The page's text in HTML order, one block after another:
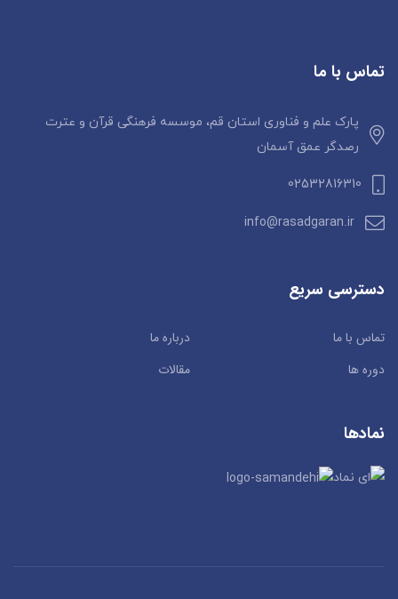
تماس با ما
پارک علم و فناوری استان قم، موسسه فرهنگی قرآن و عترت
رصدگر عمق آسمان
02532816310
info@rasadgaran.ir
دسترسی سریع
تماس با ما
درباره ما
دوره ها
مقالات
نمادها